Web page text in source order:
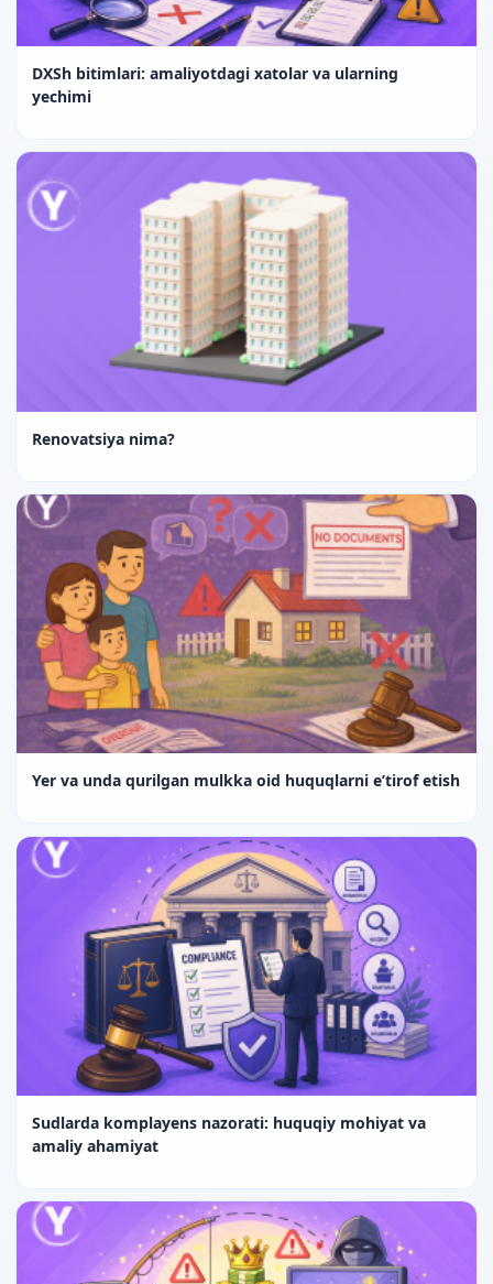
DXSh bitimlari: amaliyotdagi xatolar va ularning
yechimi
Renovatsiya nima?
Yer va unda qurilgan mulkka oid huquqlarni e’tirof etish
Sudlarda komplayens nazorati: huquqiy mohiyat va
amaliy ahamiyat